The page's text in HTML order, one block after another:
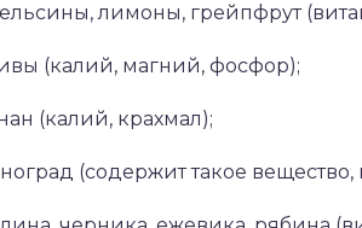
лимоны, грейпфрут
(калий, магний, фосфор);
(калий, крахмал);
(содержит такое вещество,